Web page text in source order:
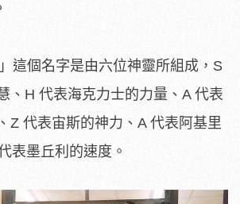
」這個名字是由六位神靈所組成， S
、 H 代表海克力士的力量、 A 代表
Z 代表宙斯的神力、 A 代表阿基里
表墨丘利的速度。